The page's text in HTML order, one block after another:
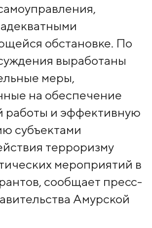
обстановке. По
выработаны
меры,
на обеспечение
работы и эффективную
субъектами
терроризму
мероприятий в
сообщает пресс-
Амурской